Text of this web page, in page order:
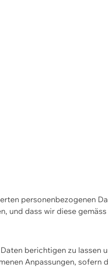
personenbezogenen
und dass wir diese
berichtigen zu lassen
Anpassungen, sofern